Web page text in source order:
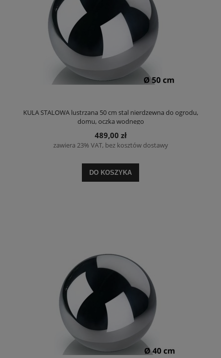
KULA STALOWA lustrzana 50 cm stal nierdzewna do ogrodu,
domu, oczka wodnego
489,00 zł
zawiera 23% VAT, bez kosztów dostawy
DO KOSZYKA